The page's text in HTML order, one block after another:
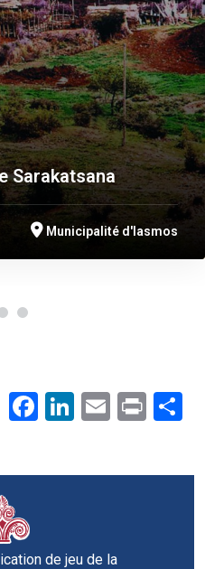
Sarakatsana
Municipalité d'Iasmos
Facebook
LinkedIn
EmailPrint
de jeu de la